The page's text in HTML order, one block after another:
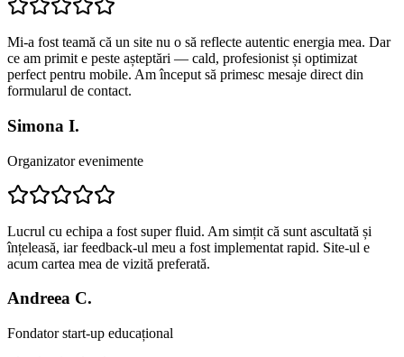
Mi-a fost teamă că un site nu o să reflecte autentic energia mea. Dar
ce am primit e peste așteptări — cald, profesionist și optimizat
perfect pentru mobile. Am început să primesc mesaje direct din
formularul de contact.
Simona I.
Organizator evenimente
Lucrul cu echipa a fost super fluid. Am simțit că sunt ascultată și
înțeleasă, iar feedback-ul meu a fost implementat rapid. Site-ul e
acum cartea mea de vizită preferată.
Andreea C.
Fondator start-up educațional